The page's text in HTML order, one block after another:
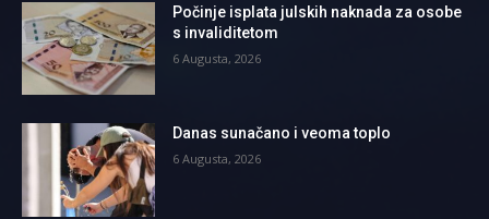
Počinje isplata julskih naknada za osobe
s invaliditetom
6 Augusta, 2026
Danas sunačano i veoma toplo
6 Augusta, 2026